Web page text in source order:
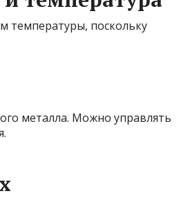
температуры, поскольку
металла. Можно управлять